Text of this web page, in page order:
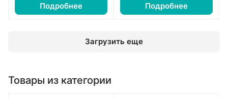
Подробнее Подробнее
Загрузить еще
Товары из категории